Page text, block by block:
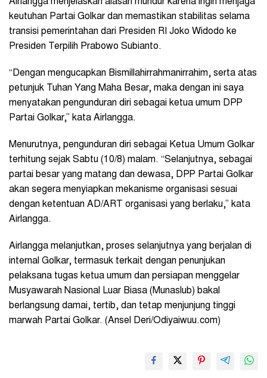
keutuhan Partai Golkar dan memastikan stabilitas selama
transisi pemerintahan dari Presiden RI Joko Widodo ke
Presiden Terpilih Prabowo Subianto.
“Dengan mengucapkan Bismillahirrahmanirrahim, serta atas
petunjuk Tuhan Yang Maha Besar, maka dengan ini saya
menyatakan pengunduran diri sebagai ketua umum DPP
Partai Golkar,” kata Airlangga.
Menurutnya, pengunduran diri sebagai Ketua Umum Golkar
terhitung sejak Sabtu (10/8) malam. “Selanjutnya, sebagai
partai besar yang matang dan dewasa, DPP Partai Golkar
akan segera menyiapkan mekanisme organisasi sesuai
dengan ketentuan AD/ART organisasi yang berlaku,” kata
Airlangga.
Airlangga melanjutkan, proses selanjutnya yang berjalan di
internal Golkar, termasuk terkait dengan penunjukan
pelaksana tugas ketua umum dan persiapan menggelar
Musyawarah Nasional Luar Biasa (Munaslub) bakal
berlangsung damai, tertib, dan tetap menjunjung tinggi
marwah Partai Golkar. (Ansel Deri/Odiyaiwuu.com)